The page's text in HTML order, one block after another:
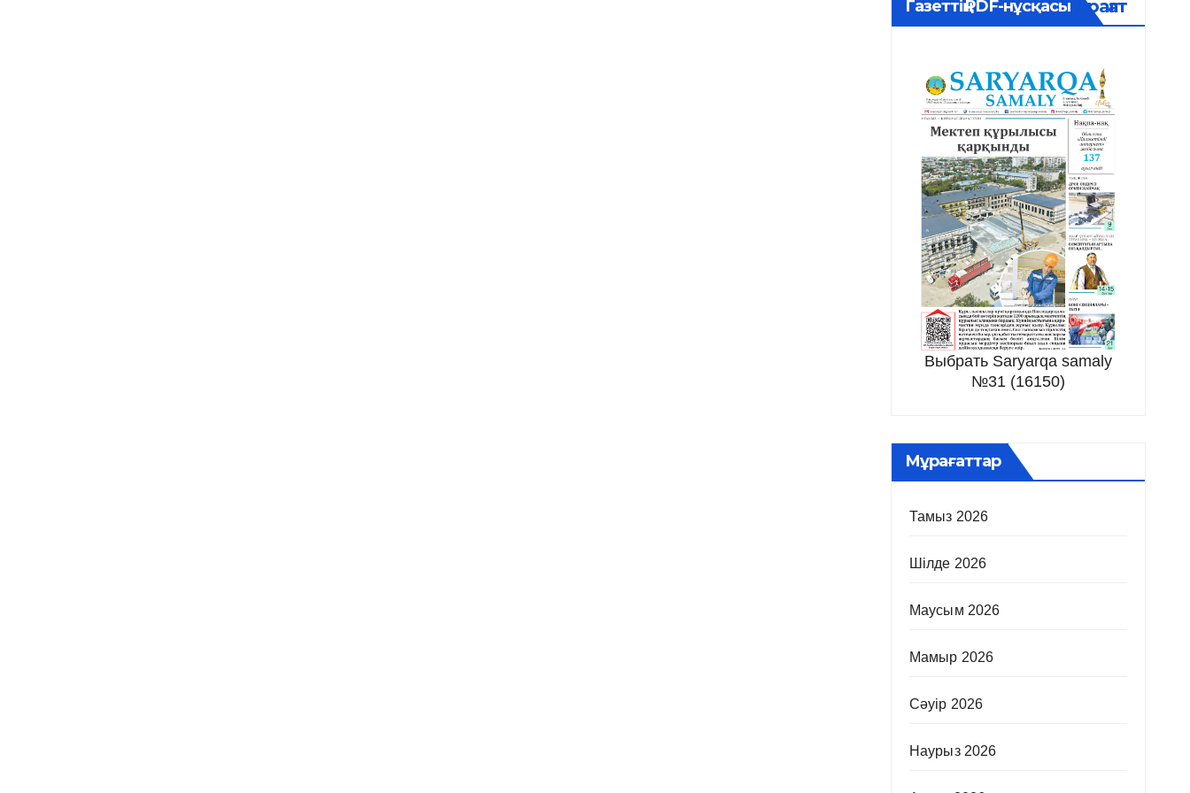
Газеттің PDF-нұсқасыМұрағат
Выбрать Saryarqa samaly
№31 (16150)
Мұрағаттар
Тамыз 2026
Шілде 2026
Маусым 2026
Мамыр 2026
Сәуір 2026
Наурыз 2026